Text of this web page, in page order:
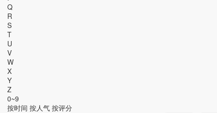
Q
R
S
T
U
V
W
X
Y
Z
0~9
按时间 按人气 按评分